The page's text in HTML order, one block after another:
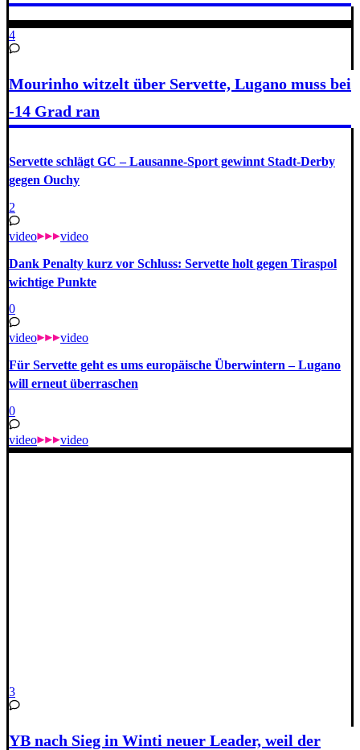
4
Mourinho witzelt über Servette, Lugano muss bei
-14 Grad ran
Servette schlägt GC – Lausanne-Sport gewinnt Stadt-Derby
gegen Ouchy
2
video video
Dank Penalty kurz vor Schluss: Servette holt gegen Tiraspol
wichtige Punkte
0
video video
Für Servette geht es ums europäische Überwintern – Lugano
will erneut überraschen
0
video video
3
YB nach Sieg in Winti neuer Leader, weil der